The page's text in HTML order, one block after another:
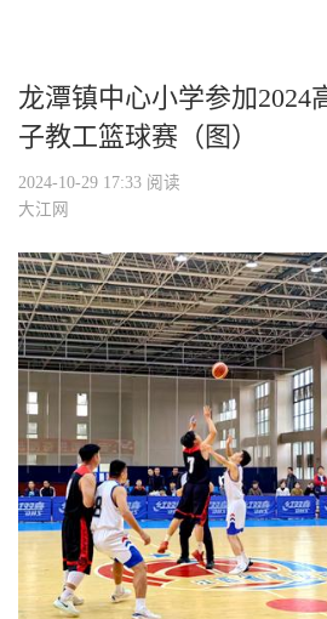
龙潭镇中心小学参加2024
子教工篮球赛（图）
2024-10-29 17:33 阅读
大江网